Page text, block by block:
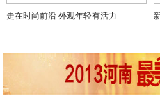
走在时尚前沿 外观年轻有活力